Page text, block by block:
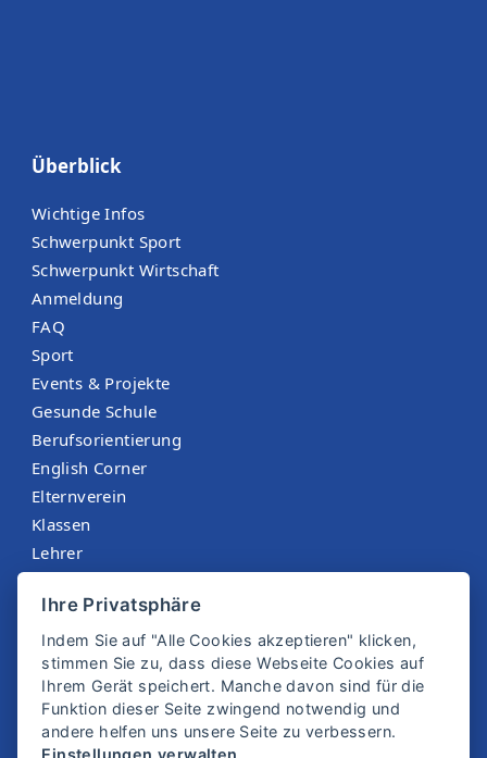
Überblick
Wichtige Infos
Schwerpunkt Sport
Schwerpunkt Wirtschaft
Anmeldung
FAQ
Sport
Events & Projekte
Gesunde Schule
Berufsorientierung
English Corner
Elternverein
Klassen
Lehrer
Sokrates
Ihre Privatsphäre
Indem Sie auf "Alle Cookies akzeptieren" klicken,
stimmen Sie zu, dass diese Webseite Cookies auf
Ihrem Gerät speichert. Manche davon sind für die
Funktion dieser Seite zwingend notwendig und
andere helfen uns unsere Seite zu verbessern.
Einstellungen verwalten